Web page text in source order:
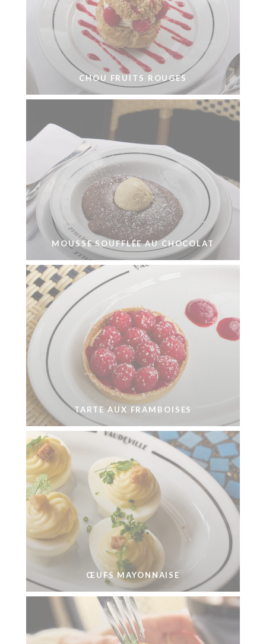
CHOU FRUITS ROUGES
MOUSSE SOUFFLÉE AU CHOCOLAT
TARTE AUX FRAMBOISES
ŒUFS MAYONNAISE